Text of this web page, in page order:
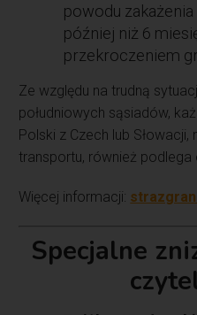
powodu
później niż 6
przekroczeniem
Ze względu na trudną
południowych sąsiadów,
Polski z Czech lub
transportu, również
Więcej informacji:
Specjalne